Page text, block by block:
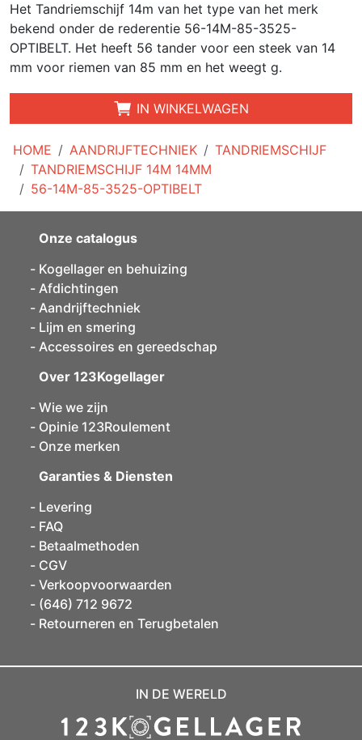
HOME AANDRIJFTECHNIEK
TANDRIEMSCHIJF
TANDRIEMSCHIJF 14M 14MM
56-14M-85-3525-OPTIBELT
Het Tandriemschijf 14m van het type van het merk
bekend onder de rederentie 56-14M-85-3525-
OPTIBELT. Het heeft 56 tander voor een steek van 14
mm voor riemen van 85 mm en het weegt g.
IN WINKELWAGEN
Onze catalogus
Kogellager en behuizing
Afdichtingen
Aandrijftechniek
Lijm en smering
Accessoires en gereedschap
Over 123Kogellager
Wie we zijn
Opinie 123Roulement
Onze merken
Garanties & Diensten
Levering
FAQ
Betaalmethoden
CGV
Verkoopvoorwaarden
(646) 712 9672
Retourneren en Terugbetalen
IN DE WERELD